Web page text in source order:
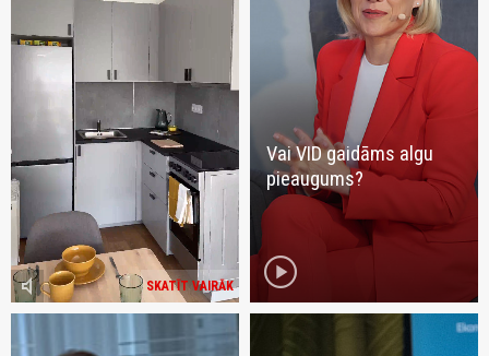
SKATĪT VAIRĀK
volume_mute
Vai VID gaidāms algu
pieaugums?
play_circle